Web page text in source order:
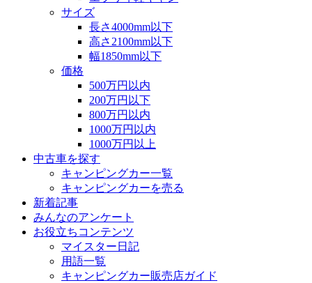
サイズ
長さ4000mm以下
高さ2100mm以下
幅1850mm以下
価格
500万円以内
200万円以下
800万円以内
1000万円以内
1000万円以上
中古車を探す
キャンピングカー一覧
キャンピングカーを売る
新着記事
みんなのアンケート
お役立ちコンテンツ
マイスター日記
用語一覧
キャンピングカー販売店ガイド